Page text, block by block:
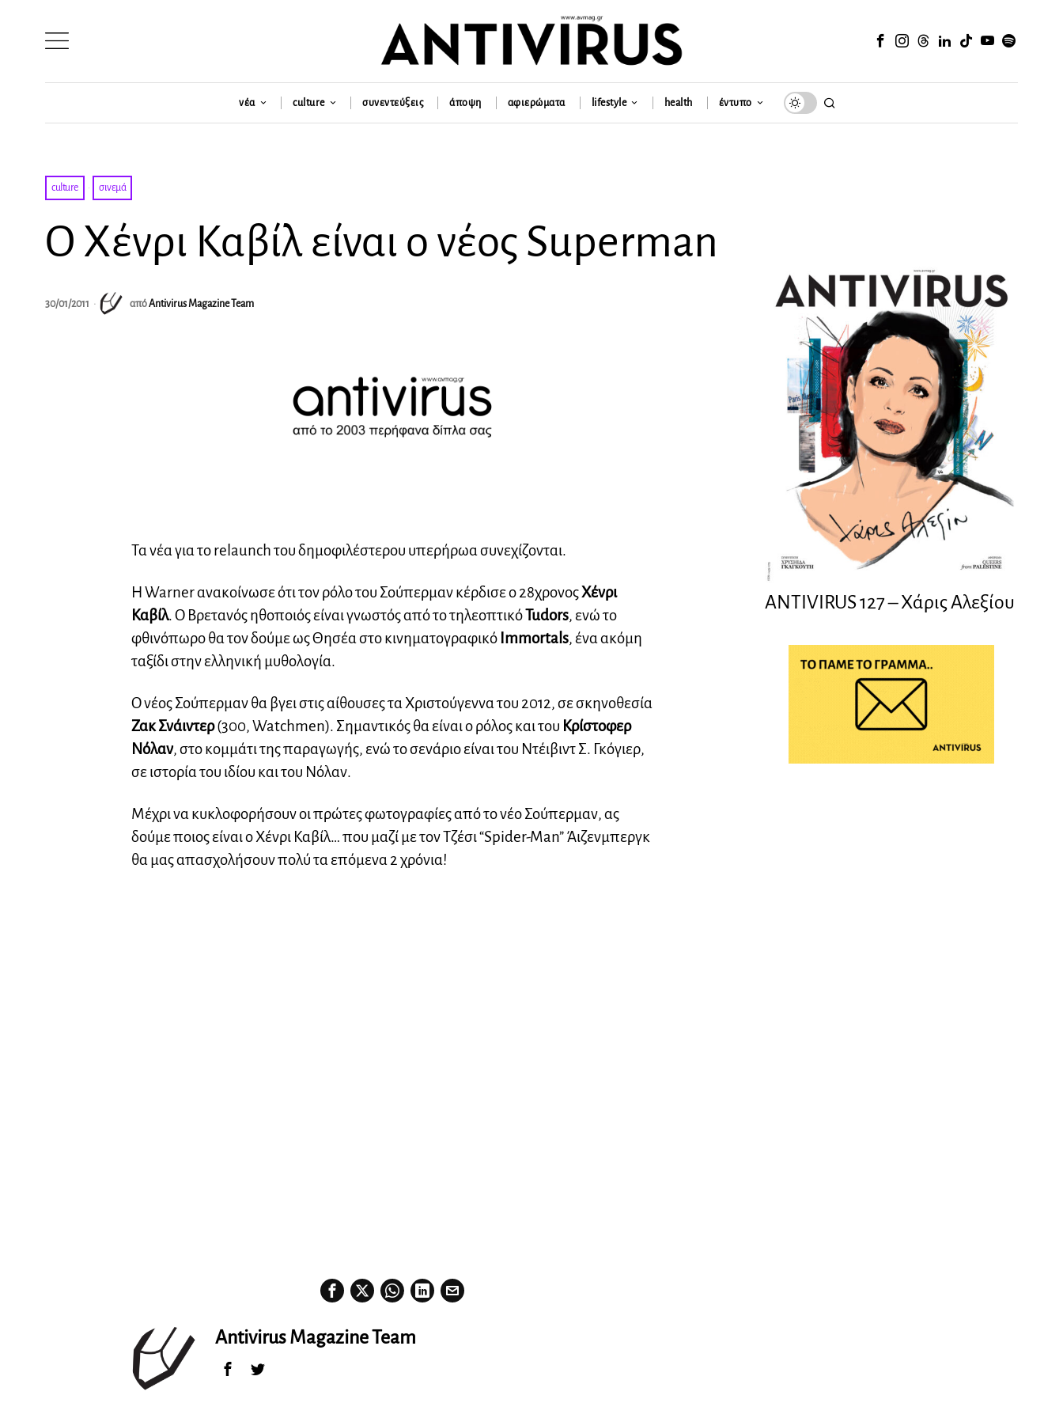
νέα culture συνεντεύξεις άποψη αφιερώματα lifestyle health έντυπο
culture · σινεμά
Ο Χένρι Καβίλ είναι ο νέος Superman
30/01/2011 απόAntivirus Magazine Team
Τα νέα για το relaunch του δημοφιλέστερου υπερήρωα συνεχίζονται.
Η Warner ανακοίνωσε ότι τον ρόλο του Σούπερμαν κέρδισε ο 28χρονοςΧένρι
Καβίλ. Ο Βρετανός ηθοποιός είναι γνωστός από το τηλεοπτικόTudors, ενώ το
φθινόπωρο θα τον δούμε ως Θησέα στο κινηματογραφικό Immortals, ένα ακόμη
ταξίδι στην ελληνική μυθολογία.
Ο νέος Σούπερμαν θα βγει στις αίθουσες τα Χριστούγεννα του 2012, σε σκηνοθεσία
Ζακ Σνάιντερ(300, Watchmen). Σημαντικός θα είναι ο ρόλος και του Κρίστοφερ
Νόλαν, στο κομμάτι της παραγωγής, ενώ το σενάριο είναι του Ντέιβιντ Σ. Γκόγιερ,
σε ιστορία του ιδίου και του Νόλαν.
Μέχρι να κυκλοφορήσουν οι πρώτες φωτογραφίες από το νέο Σούπερμαν, ας
δούμε ποιος είναι ο Χένρι Καβίλ… που μαζί με τον Τζέσι “Spider-Man” Άιζενμπεργκ
θα μας απασχολήσουν πολύ τα επόμενα 2 χρόνια!
Antivirus Magazine Team
ANTIVIRUS 127 – Xάρις Αλεξίου